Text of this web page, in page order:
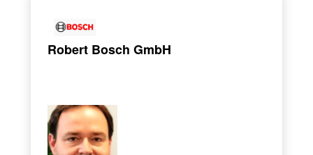
Robert Bosch GmbH